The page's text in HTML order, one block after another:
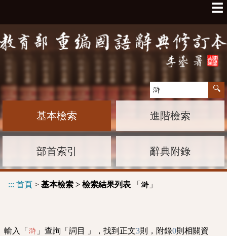
☰
基本檢索 進階檢索
部首索引 辭典附錄
::: 首頁 > 基本檢索 > 檢索結果列表 「 滸 」
輸入「 滸 」查詢「詞目 」，找到正文3則，附錄0則相關資